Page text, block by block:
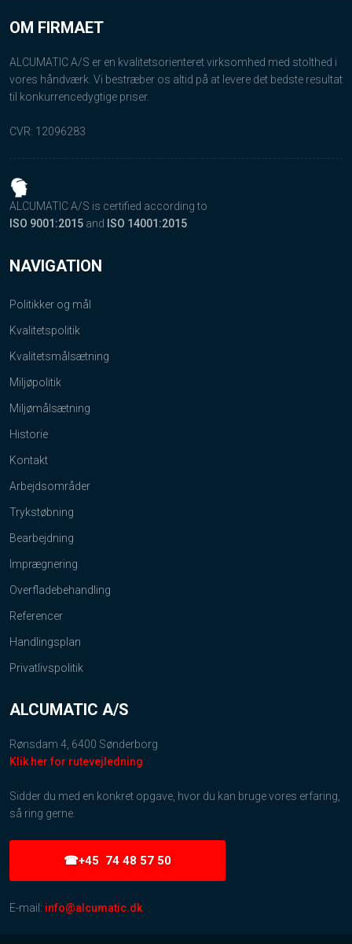
OM FIRMAET
ALCUMATIC A/S er en kvalitetsorienteret virksomhed med stolthed i
vores håndværk. Vi bestræber os altid på at levere det bedste resultat
til konkurrencedygtige priser.​
CVR: 12096283​
ALCUMATIC A/S is certified according to
​ISO 9001​:2015​and ISO​ 14001:2015
NAVIGATION
Politikker og mål
Kvalitetspolitik
Kvalitetsmålsætning
Miljøpolitik
Miljømålsætning
Historie​
Kontakt
Arbejdsområder
Trykstøbning
Bearbejdning
Imprægnering
Overfladebehandling
Referencer
Handlingsplan
Privatlivspolitik
ALCUMATIC A/S
Rønsdam 4, 6400 Sønderborg
Klik her for rutevejledning
Sidder du med en konkret opgave, hvor du kan bruge vores erfaring,
så ring gerne.
☎+45 74 48 57 50
E-mail: info@alcumatic.dk